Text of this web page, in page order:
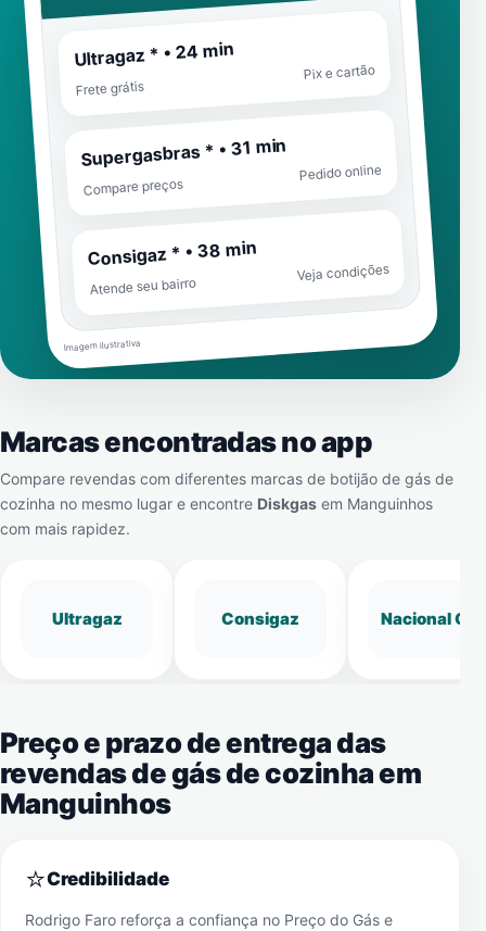
Ultragaz * • 24 min
Frete grátis
Pix e cartão
Supergasbras * • 31 min
Compare preços
Pedido online
Consigaz * • 38 min
Atende seu bairro
Veja condições
Imagem ilustrativa
Marcas encontradas no app
Compare revendas com diferentes marcas de botijão de gás de
cozinha no mesmo lugar e encontre Diskgas em Manguinhos
com mais rapidez.
Ultragaz Consigaz Nacional Gás
Preço e prazo de entrega das
revendas de gás de cozinha em
Manguinhos
⭐Credibilidade
Rodrigo Faro reforça a confiança no Preço do Gás e